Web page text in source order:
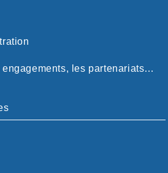
engagements, les partenariats…